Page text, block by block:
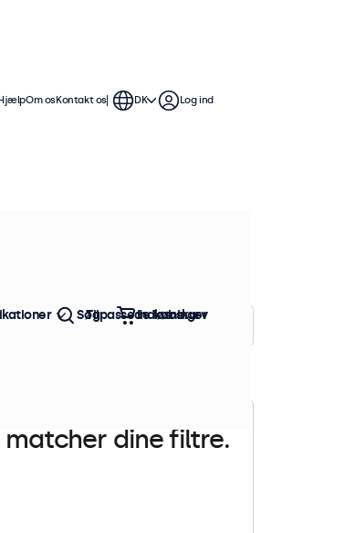
tilbyder flere
i enhver
Sorter efter: Popularitet
dine filtre.
Om osKontakt os DK Log ind
Tilpassede løsninger
Søg Indkøbskurv